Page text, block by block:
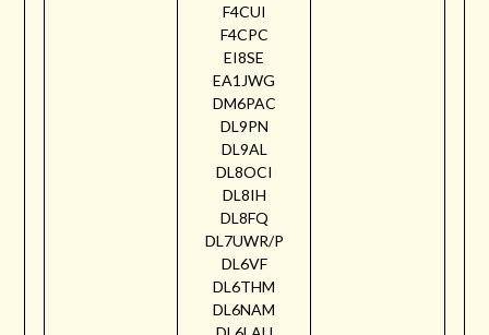
F4CUI
F4CPC
EI8SE
EA1JWG
DM6PAC
DL9PN
DL9AL
DL8OCI
DL8IH
DL8FQ
DL7UWR/P
DL6VF
DL6THM
DL6NAM